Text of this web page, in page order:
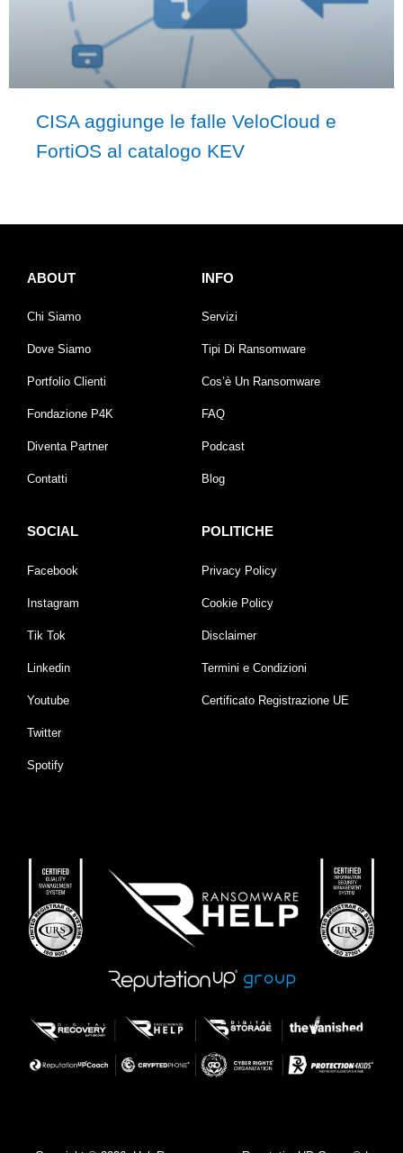
CISA aggiunge le falle VeloCloud e
FortiOS al catalogo KEV
ABOUT
Chi Siamo
Dove Siamo
Portfolio Clienti
Fondazione P4K
Diventa Partner
Contatti
INFO
Servizi
Tipi Di Ransomware
Cos’è Un Ransomware
FAQ
Podcast
Blog
SOCIAL
Facebook
Instagram
Tik Tok
Linkedin
Youtube
Twitter
Spotify
POLITICHE
Privacy Policy
Cookie Policy
Disclaimer
Termini e Condizioni
Certificato Registrazione UE